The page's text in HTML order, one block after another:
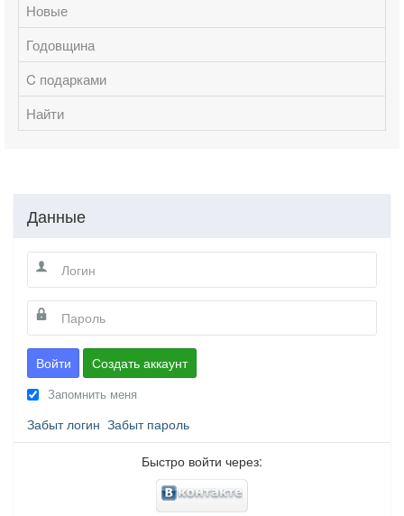
Новые
Годовщина
C подарками
Найти
Данные
Войти Создать аккаунт
Запомнить меня
Забыт логин Забыт пароль
Быстро войти через: